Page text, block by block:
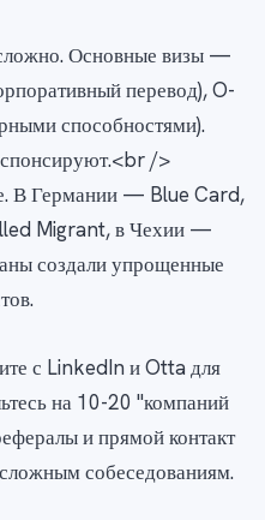
Основные визы —
перевод), O-
способностями).
/>
В Германии — Blue Card,
Migrant, в Чехии —
создали упрощенные
с LinkedIn и Otta для
на 10-20 "компаний
и прямой контакт
собеседованиям.